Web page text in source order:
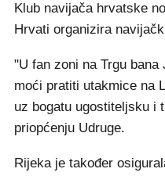
Klub navijača hrvatske
Hrvati organizira
"U fan zoni na Trgu
moći pratiti utakmice na
uz bogatu ugostiteljsku i
priopćenju Udruge.
Rijeka je također